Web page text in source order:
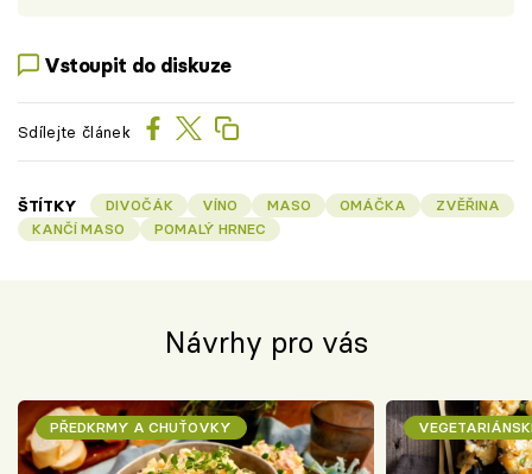
Vstoupit do diskuze
Sdílejte článek
ŠTÍTKY DIVOČÁK VÍNO MASO OMÁČKA
ZVĚŘINA
KANČÍ MASO
POMALÝ HRNEC
Návrhy pro vás
PŘEDKRMY A CHUŤOVKY